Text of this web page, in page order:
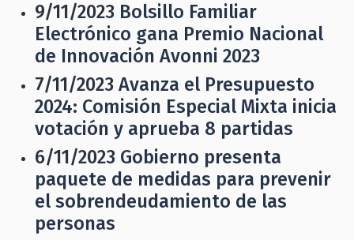
9/11/2023 Bolsillo Familiar
Electrónico gana Premio Nacional
de Innovación Avonni 2023
7/11/2023 Avanza el Presupuesto
2024: Comisión Especial Mixta inicia
votación y aprueba 8 partidas
6/11/2023 Gobierno presenta
paquete de medidas para prevenir
el sobrendeudamiento de las
personas